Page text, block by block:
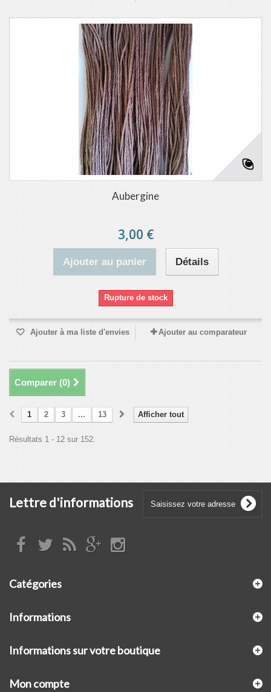
Aubergine
3,00 €
Ajouter au panier Détails
Rupture de stock
Ajouter à ma liste d'envies Ajouter au comparateur
Comparer (0)
Afficher tout
1 2 3 ... 13
Résultats 1 - 12 sur 152.
Lettre d'informations
Catégories
Informations
Informations sur votre boutique
Mon compte